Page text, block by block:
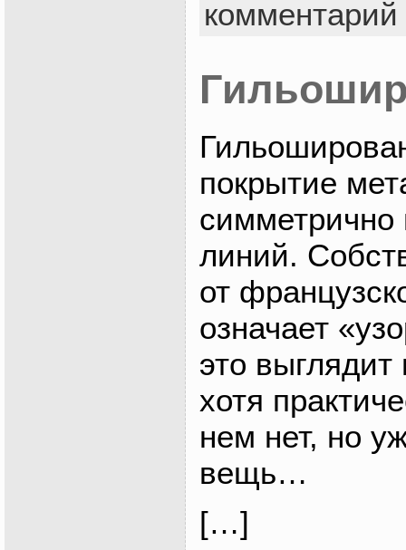
комментарий
покрытие
линий.
от
означает
это
хотя
нем нет, но
вещь…
[…]